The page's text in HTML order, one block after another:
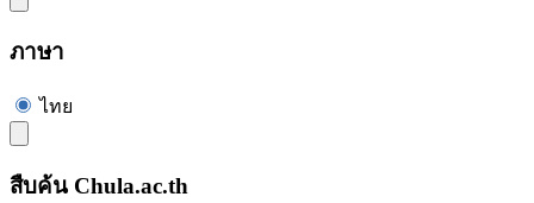
ภาษา
ไทย
สืบค้น Chula.ac.th